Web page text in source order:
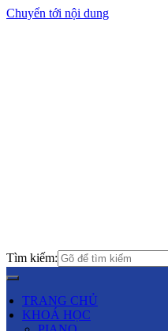
Chuyển tới nội dung
Tìm kiếm:
TRANG CHỦ
KHOÁ HỌC